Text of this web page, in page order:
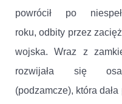
powrócił po
roku, odbity przez
wojska. Wraz z
rozwijała się
(podzamcze), która